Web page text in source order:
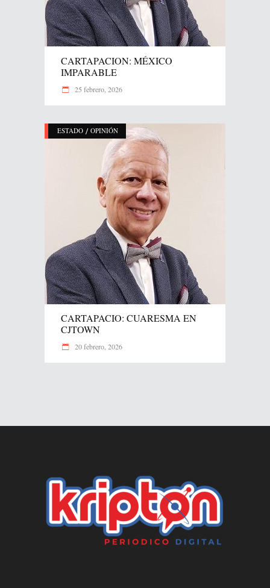
CARTAPACION: MÉXICO
IMPARABLE
25 febrero, 2026
ESTADO / OPINIÓN
CARTAPACIO: CUARESMA EN
CJTOWN
20 febrero, 2026